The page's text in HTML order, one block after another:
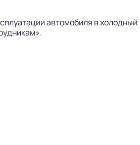
автомобиля в холодный